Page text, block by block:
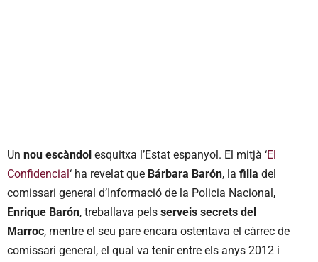
Un nou escàndol esquitxa l’Estat espanyol. El mitjà ‘El
Confidencial‘ ha revelat que Bárbara Barón, la filla del
comissari general d’Informació de la Policia Nacional,
Enrique Barón, treballava pels serveis secrets del
Marroc, mentre el seu pare encara ostentava el càrrec de
comissari general, el qual va tenir entre els anys 2012 i